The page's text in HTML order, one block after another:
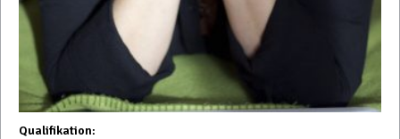
Qualifikation: